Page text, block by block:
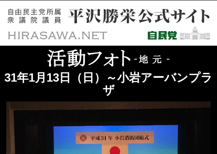
31年1月13日（日）～小岩アーバンプラ
ザ